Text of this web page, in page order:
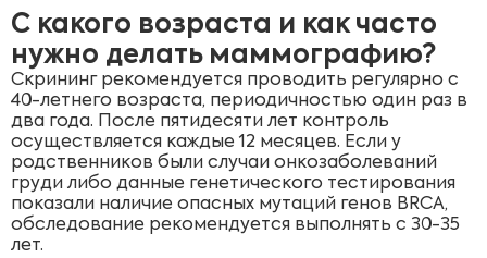
С какого возраста и как часто
нужно делать маммографию?
Скрининг рекомендуется проводить регулярно с
40-летнего возраста, периодичностью один раз в
два года. После пятидесяти лет контроль
осуществляется каждые 12 месяцев. Если у
родственников были случаи онкозаболеваний
груди либо данные генетического тестирования
показали наличие опасных мутаций генов BRCA,
обследование рекомендуется выполнять с 30-35
лет.